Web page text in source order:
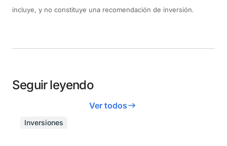
incluye, y no constituye una recomendación de inversión.
Seguir leyendo
Ver todos
Inversiones